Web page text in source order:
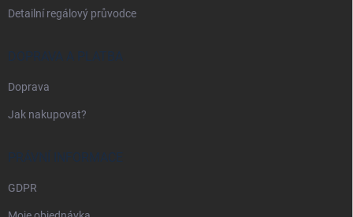
Detailní regálový průvodce
DOPRAVA A PLATBA
Doprava
Jak nakupovat?
PRÁVNÍ INFORMACE
GDPR